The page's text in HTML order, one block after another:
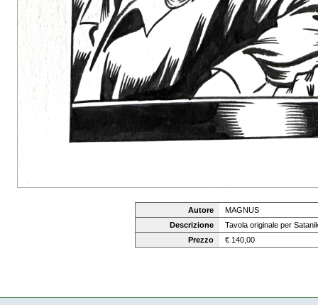
Autore
MAGNUS
Descrizione
Tavola originale per
Prezzo
€ 140,00